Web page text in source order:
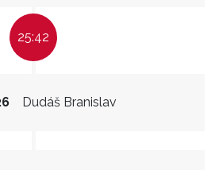
25:42
Dudáš Branislav